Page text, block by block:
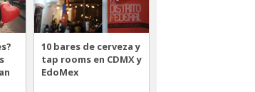
10 bares de cerveza y
tap rooms en CDMX y
EdoMex